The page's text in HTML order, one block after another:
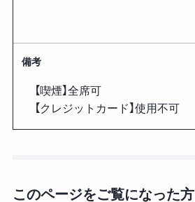
備考
【喫煙】全席可
【クレジットカード】使用不可
このページをご覧になった